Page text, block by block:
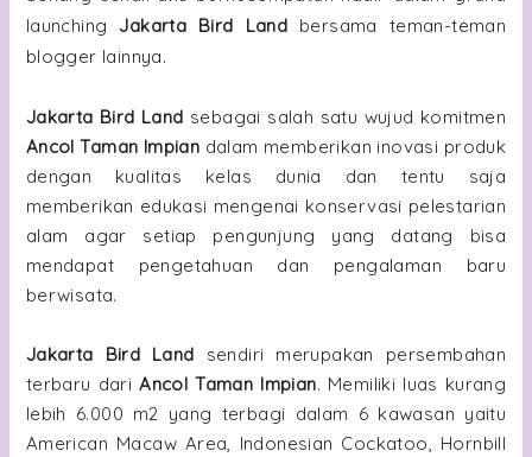
launching Jakarta Bird Land bersama teman-teman
blogger lainnya.
Jakarta Bird Land sebagai salah satu wujud komitmen
Ancol Taman Impian dalam memberikan inovasi produk
dengan kualitas kelas dunia dan tentu saja
memberikan edukasi mengenai konservasi pelestarian
alam agar setiap pengunjung yang datang bisa
mendapat pengetahuan dan pengalaman baru
berwisata.
Jakarta Bird Land sendiri merupakan persembahan
terbaru dariAncol Taman Impian. Memiliki luas kurang
lebih 6.000 m2 yang terbagi dalam 6 kawasan yaitu
American Macaw Area, Indonesian Cockatoo, Hornbill